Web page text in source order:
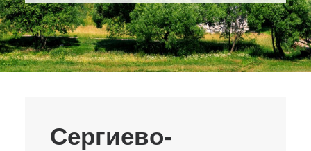
SEARCH
Сергиево-